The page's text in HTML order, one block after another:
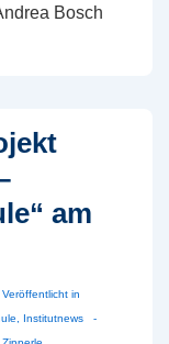
Bosch
am
Veröffentlicht in
Institutnews